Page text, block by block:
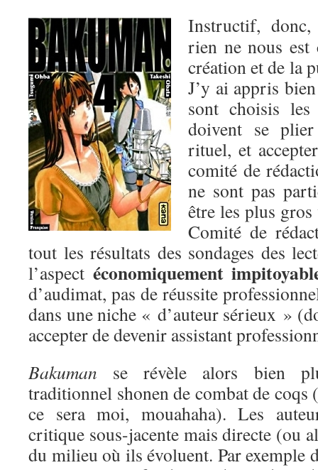
Instructif, donc,
rien ne nous est
création et de la
J’y ai appris
sont choisis
doivent se
rituel, et
comité de
ne sont pas
être les plus
Comité de
tout les résultats des sondages des
l’aspect économiquement
d’audimat, pas de réussite
dans une niche « d’auteur sérieux »
accepter de devenir assistant
Bakuman se révèle alors bien
traditionnel shonen de combat de coqs
ce sera moi, mouahaha). Les
critique sous-jacente mais directe (ou
du milieu où ils évoluent. Par exemple